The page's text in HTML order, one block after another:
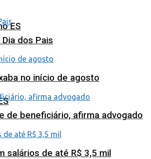
ES
dos Pais
no início de agosto
de beneficiário, afirma advogado
salários de até R$ 3,5 mil